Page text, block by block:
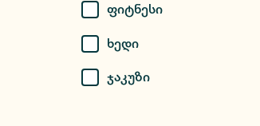
Ფიტნესი
Ხედი
Ჯაკუზი